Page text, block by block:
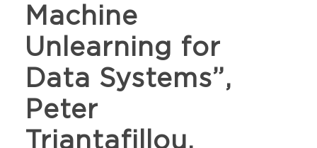
Machine
Unlearning for
Data Systems”,
Peter
Triantafillou,